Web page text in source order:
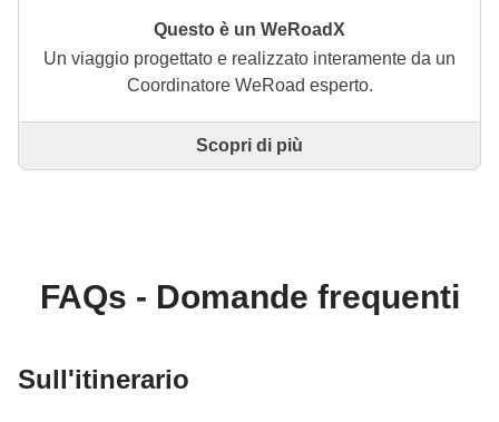
Questo è un WeRoadX
Un viaggio progettato e realizzato interamente da un
Coordinatore WeRoad esperto.
Questo è un viaggio progettato e realizzato
WeRoad potrai prenotare il viaggio e gestirlo nella
tua area personale, come qualsiasi altro WeRoad.
Scopri di più
FAQs - Domande frequenti
Sull'itinerario